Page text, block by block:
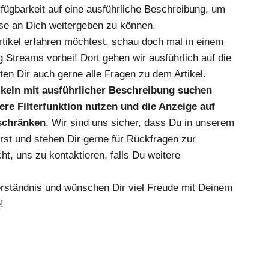
auf eine ausführliche Beschreibung, um
an Dich weitergeben zu können.
erfahren möchtest, schau doch mal in einem
Streams vorbei! Dort gehen wir ausführlich auf die
Dir auch gerne alle Fragen zu dem Artikel.
mit ausführlicher Beschreibung suchen
Filterfunktion nutzen und die Anzeige auf
. Wir sind uns sicher, dass Du in unserem
und stehen Dir gerne für Rückfragen zur
uns zu kontaktieren, falls Du weitere
und wünschen Dir viel Freude mit Deinem